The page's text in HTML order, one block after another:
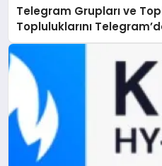
Telegram Grupları ve
Topluluklarını